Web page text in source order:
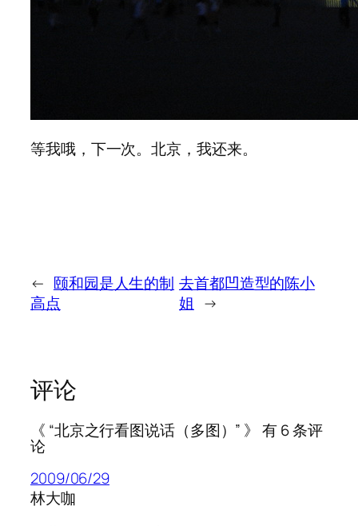
等我哦，下一次。北京，我还来。
← 颐和园是人生的制
高点
去首都凹造型的陈小
姐 →
评论
《 “北京之行看图说话（多图）” 》 有 6 条评
论
2009/06/29
林大咖